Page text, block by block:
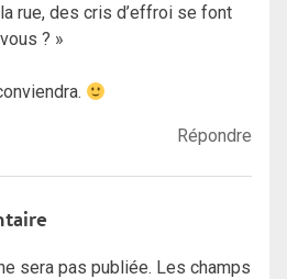
rue, des cris d’effroi se font
? »
Répondre
sera pas publiée. Les champs